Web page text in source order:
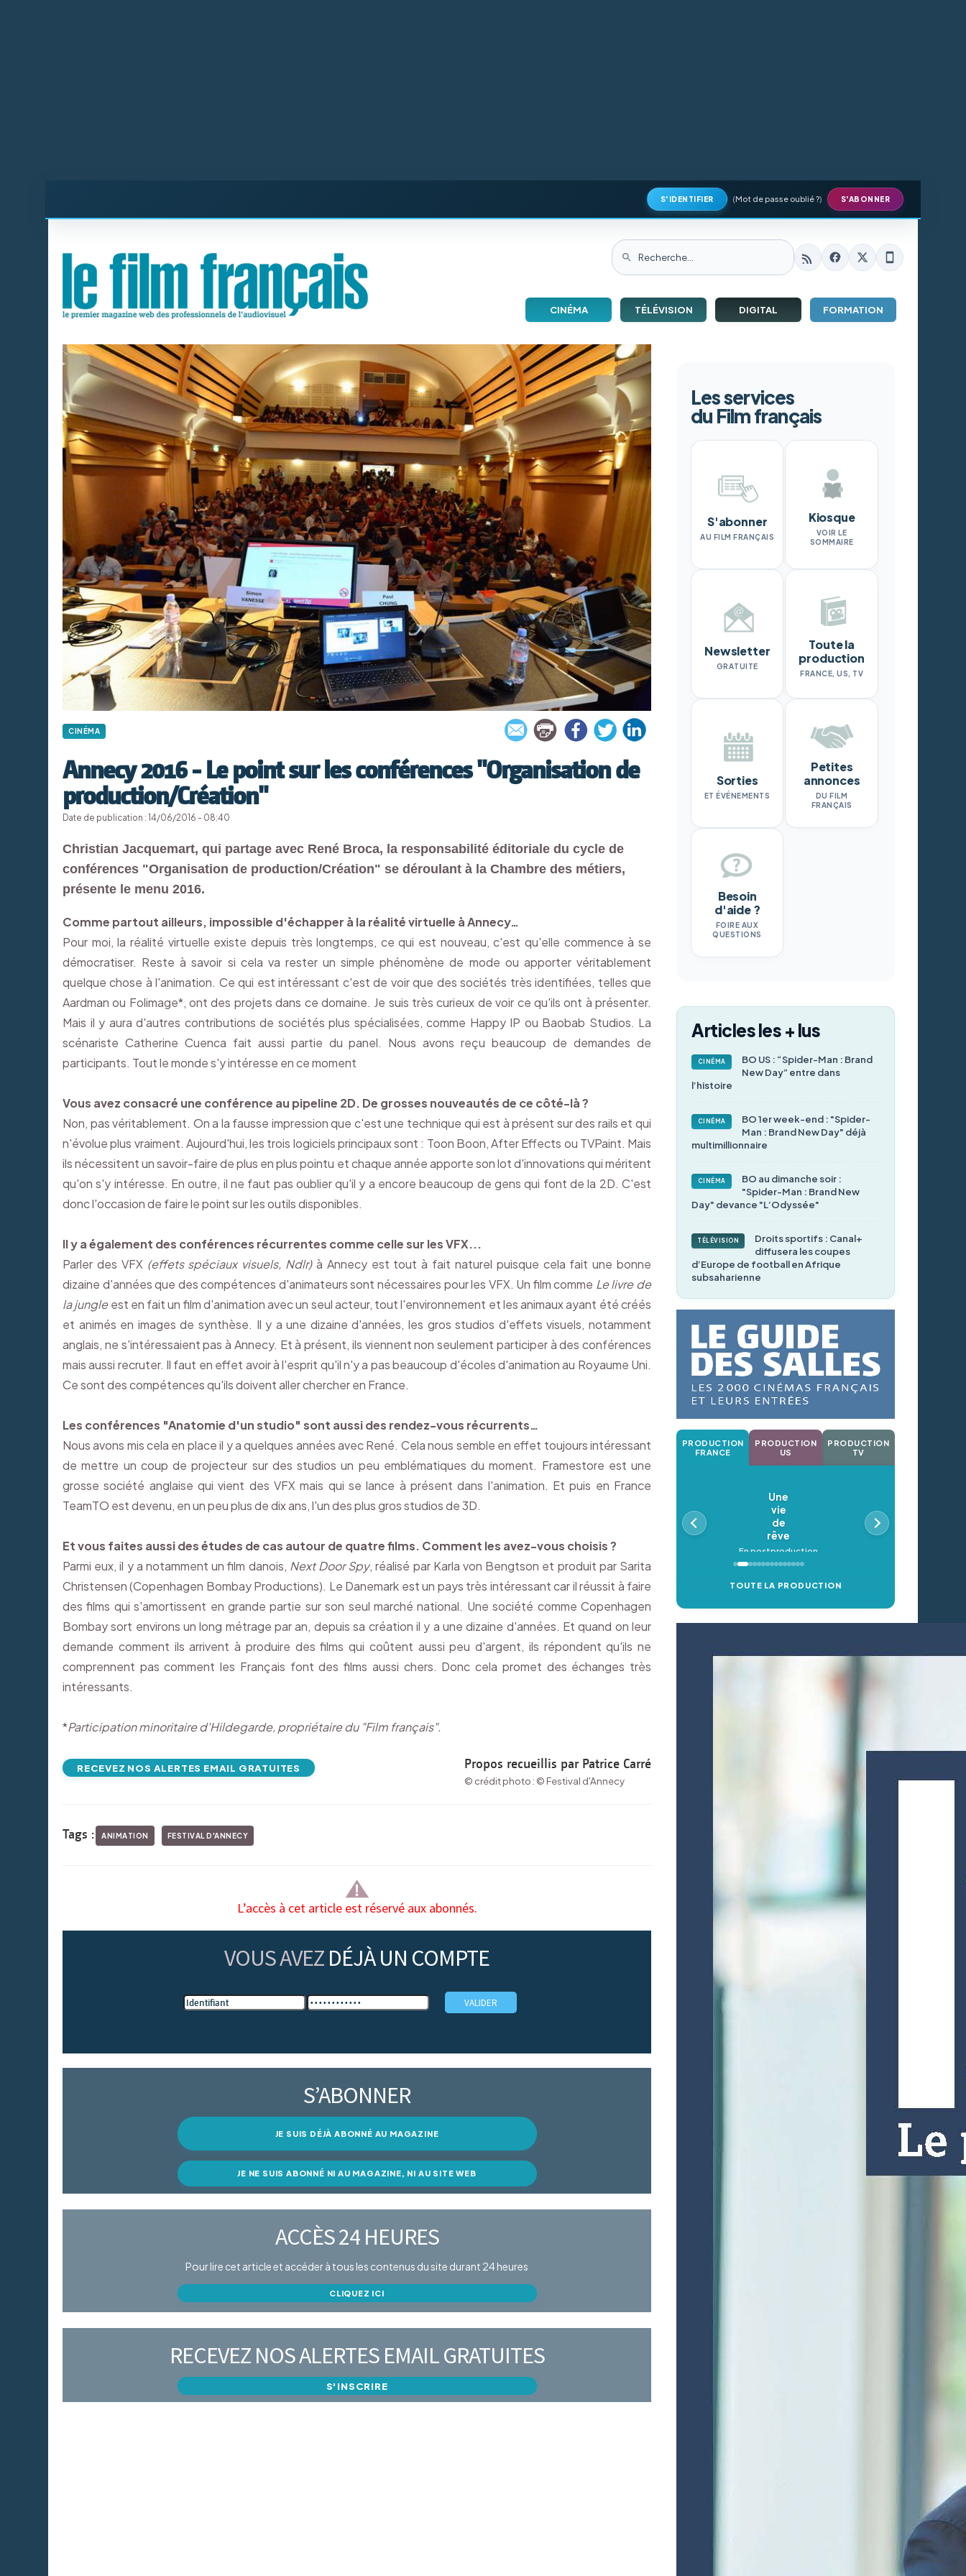
S'IDENTIFIER (Mot de passe oublié ?) S'ABONNER
CINÉMA TÉLÉVISION DIGITAL FORMATION
CINÉMA
Annecy 2016 - Le point sur les conférences "Organisation de
production/Création"
Date de publication : 14/06/2016 - 08:40
Christian Jacquemart, qui partage avec René Broca, la responsabilité éditoriale du cycle de
conférences "Organisation de production/Création" se déroulant à la Chambre des métiers,
présente le menu 2016.
Comme partout ailleurs, impossible d'échapper à la réalité virtuelle à Annecy…
Pour moi, la réalité virtuelle existe depuis très longtemps, ce qui est nouveau, c'est qu'elle commence à se
démocratiser. Reste à savoir si cela va rester un simple phénomène de mode ou apporter véritablement
quelque chose à l'animation. Ce qui est intéressant c'est de voir que des sociétés très identifiées, telles que
Aardman ou Folimage*, ont des projets dans ce domaine. Je suis très curieux de voir ce qu'ils ont à présenter.
Mais il y aura d'autres contributions de sociétés plus spécialisées, comme Happy IP ou Baobab Studios. La
scénariste Catherine Cuenca fait aussi partie du panel. Nous avons reçu beaucoup de demandes de
participants. Tout le monde s'y intéresse en ce moment
Vous avez consacré une conférence au pipeline 2D. De grosses nouveautés de ce côté-là ?
Non, pas véritablement. On a la fausse impression que c'est une technique qui est à présent sur des rails et qui
n'évolue plus vraiment. Aujourd'hui, les trois logiciels principaux sont : Toon Boon, After Effects ou TVPaint. Mais
ils nécessitent un savoir-faire de plus en plus pointu et chaque année apporte son lot d'innovations qui méritent
qu'on s'y intéresse. En outre, il ne faut pas oublier qu'il y a encore beaucoup de gens qui font de la 2D. C'est
donc l'occasion de faire le point sur les outils disponibles.
Il y a également des conférences récurrentes comme celle sur les VFX...
Parler des VFX (effets spéciaux visuels, Ndlr)à Annecy est tout à fait naturel puisque cela fait une bonne
dizaine d'années que des compétences d'animateurs sont nécessaires pour les VFX. Un film comme Le livre de
la jungleest en fait un film d'animation avec un seul acteur, tout l'environnement et les animaux ayant été créés
et animés en images de synthèse. Il y a une dizaine d'années, les gros studios d'effets visuels, notamment
anglais, ne s'intéressaient pas à Annecy. Et à présent, ils viennent non seulement participer à des conférences
mais aussi recruter. Il faut en effet avoir à l'esprit qu'il n'y a pas beaucoup d'écoles d'animation au Royaume Uni.
Ce sont des compétences qu'ils doivent aller chercher en France.
Les conférences "Anatomie d'un studio" sont aussi des rendez-vous récurrents…
Nous avons mis cela en place il y a quelques années avec René. Cela nous semble en effet toujours intéressant
de mettre un coup de projecteur sur des studios un peu emblématiques du moment. Framestore est une
grosse société anglaise qui vient des VFX mais qui se lance à présent dans l'animation. Et puis en France
TeamTO est devenu, en un peu plus de dix ans, l'un des plus gros studios de 3D.
Et vous faites aussi des études de cas autour de quatre films. Comment les avez-vous choisis ?
Parmi eux, il y a notamment un film danois, Next Door Spy, réalisé par Karla von Bengtson et produit par Sarita
Christensen (Copenhagen Bombay Productions). Le Danemark est un pays très intéressant car il réussit à faire
des films qui s'amortissent en grande partie sur son seul marché national. Une société comme Copenhagen
Bombay sort environs un long métrage par an, depuis sa création il y a une dizaine d'années. Et quand on leur
demande comment ils arrivent à produire des films qui coûtent aussi peu d'argent, ils répondent qu'ils ne
comprennent pas comment les Français font des films aussi chers. Donc cela promet des échanges très
intéressants.
*Participation minoritaire d'Hildegarde, propriétaire du "Film français".
RECEVEZ NOS ALERTES EMAIL GRATUITES Propos recueillis par Patrice Carré
© crédit photo : © Festival d'Annecy
Tags : ANIMATION FESTIVAL D'ANNECY
L’accès à cet article est réservé aux abonnés.
VOUS AVEZ DÉJÀ UN COMPTE
S’ABONNER
JE SUIS DÉJÀ ABONNÉ AU MAGAZINE
JE NE SUIS ABONNÉ NI AU MAGAZINE, NI AU SITE WEB
ACCÈS 24 HEURES
Pour lire cet article et accéder à tous les contenus du site durant 24 heures
CLIQUEZ ICI
RECEVEZ NOS ALERTES EMAIL GRATUITES
S'INSCRIRE
Les services
du Film français
S'abonner
AU FILM FRANÇAIS
Kiosque
VOIR LE
SOMMAIRE
Newsletter
GRATUITE
Toute la
production
FRANCE, US, TV
Sorties
ET ÉVÉNEMENTS
Petites
annonces
DU FILM
FRANÇAIS
Besoin
d'aide ?
FOIRE AUX
QUESTIONS
Articles les + lus
CINÉMA
BO US : “Spider-Man : Brand
New Day” entre dans
l’histoire
CINÉMA
BO 1er week-end : "Spider-
Man : Brand New Day" déjà
multimillionnaire
CINÉMA
BO au dimanche soir :
"Spider-Man : Brand New
Day" devance "L’Odyssée"
TÉLÉVISION
Droits sportifs : Canal+
diffusera les coupes
d’Europe de football en Afrique
subsaharienne
PRODUCTION
FRANCE
PRODUCTION
US
PRODUCTION
TV
Une
vie
de
rêve
En postproduction
TOUTE LA PRODUCTION